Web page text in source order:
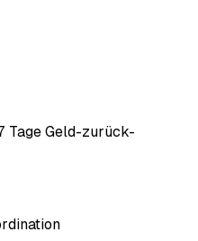
Tage Geld-zurück-